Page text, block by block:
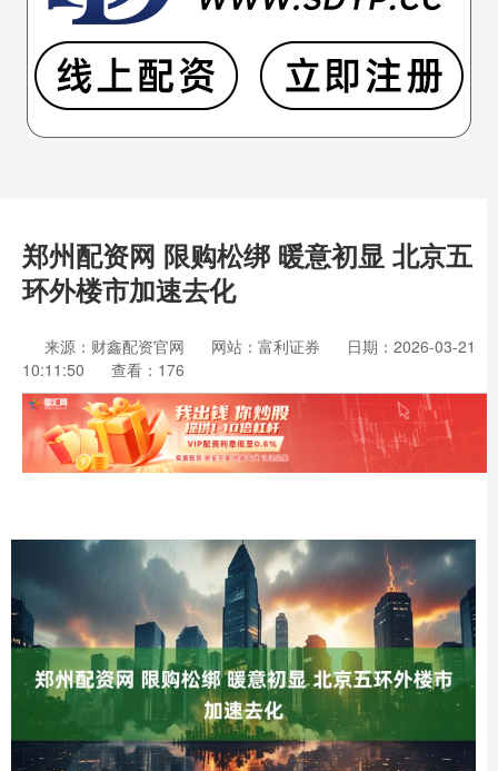
郑州配资网 限购松绑 暖意初显 北京五
环外楼市加速去化
来源：财鑫配资官网 网站：富利证券
日期：2026-03-21
10:11:50
查看：176